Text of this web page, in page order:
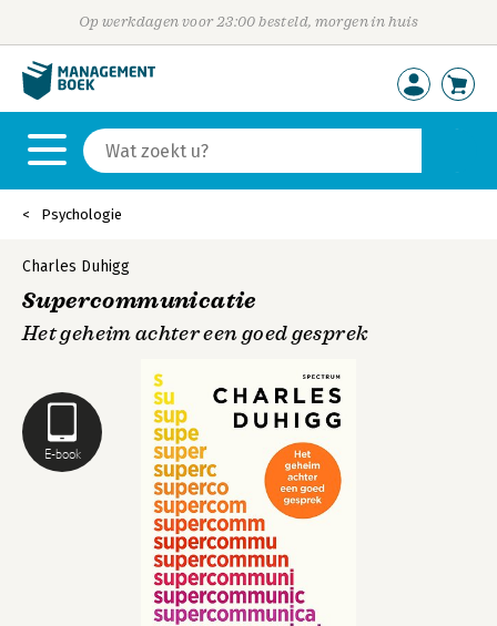
Op werkdagen voor 23:00 besteld, morgen in huis
Psychologie
E-book
Charles Duhigg
Supercommunicatie
Het geheim achter een goed gesprek